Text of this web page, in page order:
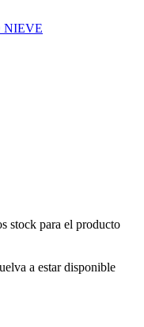
stock para el producto
a estar disponible